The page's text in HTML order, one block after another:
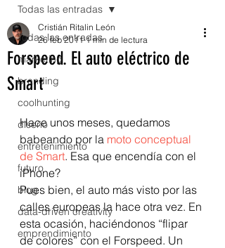
Todas las entradas
marketing
branding
coolhunting
diseño
entretenimiento
futuro
blog
data-driven creativity
emprendimiento
Todas las entradas
Forspeed. El auto eléctrico de
Smart
Cristián Ritalin León
26 feb 2011 1 min de lectura
Hace unos meses, quedamos
babeando por la moto conceptual
de Smart. Esa que encendía con el
iPhone?
Pues bien, el auto más visto por las
calles europeas la hace otra vez. En
esta ocasión, haciéndonos “flipar
de colores” con el Forspeed. Un